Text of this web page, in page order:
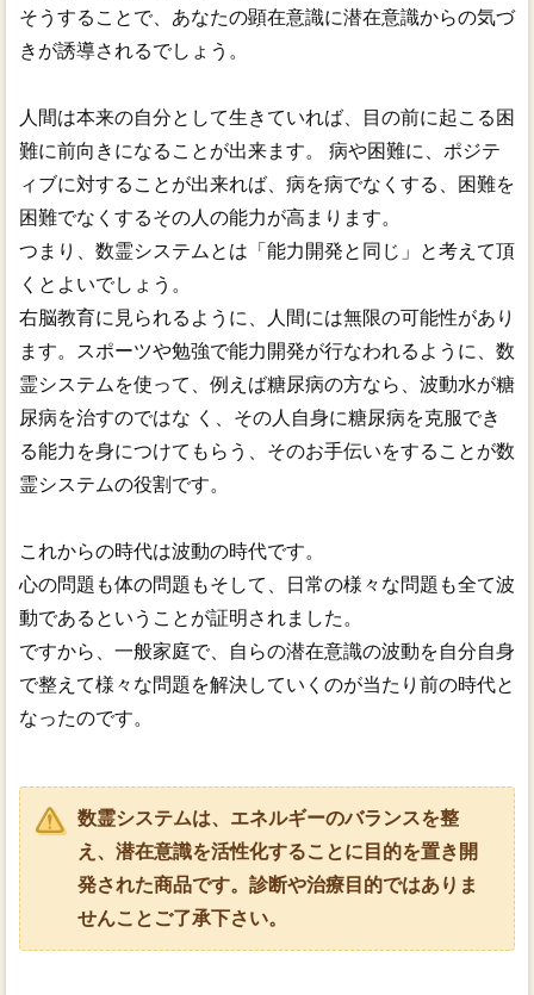
そうすることで、あなたの顕在意識に潜在意識からの気づ
きが誘導されるでしょう。
人間は本来の自分として生きていれば、目の前に起こる困
難に前向きになることが出来ます。 病や困難に、ポジテ
ィブに対することが出来れば、病を病でなくする、困難を
困難でなくするその人の能力が高まります。
つまり、数霊システムとは「能力開発と同じ」と考えて頂
くとよいでしょう。
右脳教育に見られるように、人間には無限の可能性があり
ます。スポーツや勉強で能力開発が行なわれるように、数
霊システムを使って、例えば糖尿病の方なら、波動水が糖
尿病を治すのではな く、その人自身に糖尿病を克服でき
る能力を身につけてもらう、そのお手伝いをすることが数
霊システムの役割です。
これからの時代は波動の時代です。
心の問題も体の問題もそして、日常の様々な問題も全て波
動であるということが証明されました。
ですから、一般家庭で、自らの潜在意識の波動を自分自身
で整えて様々な問題を解決していくのが当たり前の時代と
なったのです。
数霊システムは、エネルギーのバランスを整
え、潜在意識を活性化することに目的を置き開
発された商品です。診断や治療目的ではありま
せんことご了承下さい。